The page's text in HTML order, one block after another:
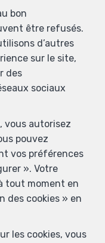
notification.
je déclare
; et ce, en accord
privéedu site. Je
en
bon
être refusés.
d’autres
sur le site,
des
sociaux
vous autorisez
pouvez
vos préférences
». Votre
tout moment en
des cookies » en
les cookies, vous
SPRL